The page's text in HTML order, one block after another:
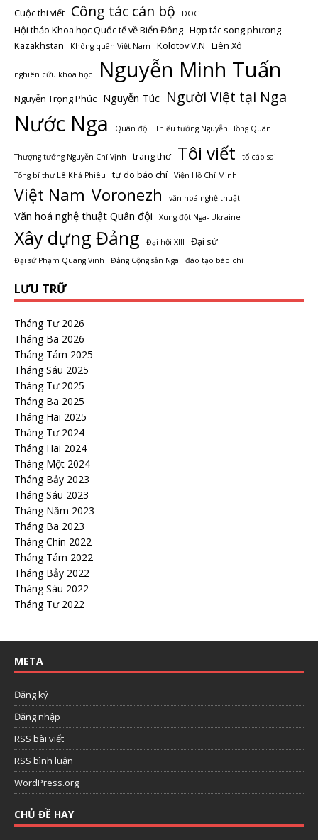
Cuộc thi viết Công tác cán bộ DOC
Hội thảo Khoa học Quốc tế về Biển Đông Hợp tác song phương
Kazakhstan
Không quân Việt Nam Kolotov V.N Liên Xô
nghiên cứu khoa học Nguyễn Minh Tuấn
Nguyễn Trọng Phúc Nguyễn Túc Người Việt tại Nga
Nước Nga Quân đội Thiếu tướng Nguyễn Hồng Quân
Thượng tướng Nguyễn Chí Vịnh trang thơ Tôi viết
tố cáo sai
Tổng bí thư Lê Khả Phiêu
tự do báo chí Viện Hồ Chí Minh
Việt Nam Voronezh văn hoá nghệ thuật
Văn hoá nghệ thuật Quân đội Xung đột Nga- Ukraine
Xây dựng Đảng Đại hội XIII Đại sứ
Đại sứ Phạm Quang Vinh Đảng Cộng sản Nga đào tạo báo chí
LƯU TRỮ
Tháng Tư 2026
Tháng Ba 2026
Tháng Tám 2025
Tháng Sáu 2025
Tháng Tư 2025
Tháng Ba 2025
Tháng Hai 2025
Tháng Tư 2024
Tháng Hai 2024
Tháng Một 2024
Tháng Bảy 2023
Tháng Sáu 2023
Tháng Năm 2023
Tháng Ba 2023
Tháng Chín 2022
Tháng Tám 2022
Tháng Bảy 2022
Tháng Sáu 2022
Tháng Tư 2022
META
Đăng ký
Đăng nhập
RSS bài viết
RSS bình luận
WordPress.org
CHỦ ĐỀ HAY